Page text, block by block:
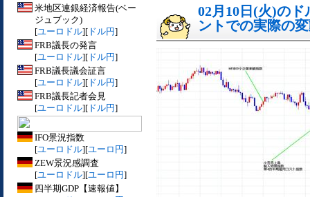
米地区連銀経済報告(ベー
ジュブック)
[ユーロドル][ ドル円]
FRB議長の発言
[ユーロドル][ ドル円]
FRB議長議会証言
[ユーロドル][ ドル円]
FRB議長記者会見
[ユーロドル][ ドル円]
IFO景況指数
[ユーロドル][ユーロ円]
ZEW景況感調査
[ユーロドル][ユーロ円]
四半期GDP【速報値】
02月10日(火)の
ントでの実際の